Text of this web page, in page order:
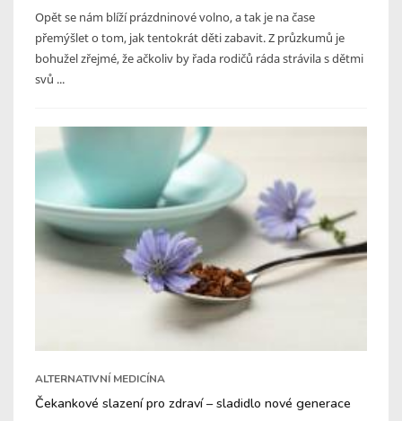
Opět se nám blíží prázdninové volno, a tak je na čase
přemýšlet o tom, jak tentokrát děti zabavit. Z průzkumů je
bohužel zřejmé, že ačkoliv by řada rodičů ráda strávila s dětmi
svů ...
ALTERNATIVNÍ MEDICÍNA
Čekankové slazení pro zdraví – sladidlo nové generace